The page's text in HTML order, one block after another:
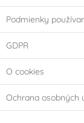
Podmienky
GDPR
O cookies
Ochrana osobných